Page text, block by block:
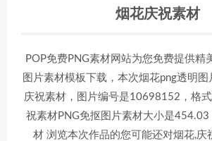
烟花庆祝素材
POP免费PNG素材网站为您免费提供精
图片素材模板下载，本次烟花png透明
庆祝素材，图片编号是10698152，格
祝素材PNG免抠图片素材大小是
材 浏览本次作品的您可能还对烟花,庆